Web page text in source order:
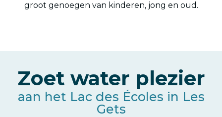
groot genoegen van kinderen, jong en oud.
Zoet water plezier
aan het Lac des Écoles in Les
Gets